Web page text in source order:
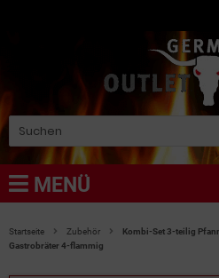
MENÜ
Startseite Zubehör
Kombi-Set 3-teilig
Gastrobräter 4-flammig